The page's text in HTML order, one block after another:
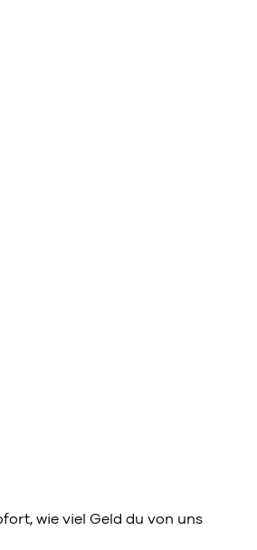
wie viel Geld du von uns